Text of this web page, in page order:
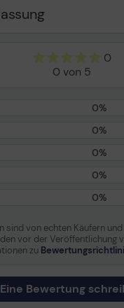
1 x USB -
A
Apple
oder
Windows
Jahre
0
0 von 5
0%
0%
0%
0%
0%
sind von echten Käufern
vor der Veröffentlichung
zu
Eine Bewertung